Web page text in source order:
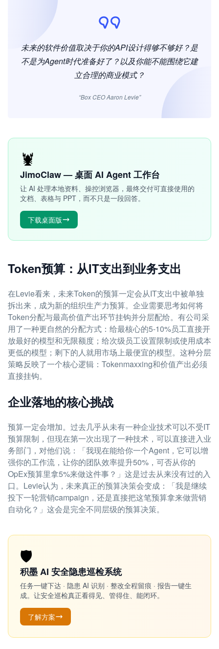
未来的软件价值取决于你的API设计得够不够好？是
不是为Agent时代准备好了？以及你能不能围绕它建
立合理的商业模式？
“Box CEO Aaron Levie”
🦞
JimoClaw — 桌面 AI Agent 工作台
让 AI 处理本地资料、操控浏览器，最终交付可直接使用的
文档、表格与 PPT，而不只是一段回答。
下载桌面版
Token预算：从IT支出到业务支出
在Levie看来，未来Token的预算一定会从IT支出中被单独
拆出来，成为新的组织生产力预算。企业需要思考如何将
Token分配与最高价值产出环节挂钩并分层配给。有公司采
用了一种更自然的分配方式：给最核心的5-10%员工直接开
放最好的模型和无限额度；给次级员工设置限制或使用成本
更低的模型；剩下的人就用市场上最便宜的模型。这种分层
策略反映了一个核心逻辑：Tokenmaxxing和价值产出必须
直接挂钩。
企业落地的核心挑战
预算一定会增加。过去几乎从未有一种企业技术可以不受IT
预算限制，但现在第一次出现了一种技术，可以直接进入业
务部门，对他们说：「我现在能给你一个Agent，它可以增
强你的工作流，让你的团队效率提升50%，可否从你的
OpEx预算里拿5%来做这件事？」这是过去从来没有过的入
口。Levie认为，未来真正的预算决策会变成：「我是继续
投下一轮营销campaign，还是直接把这笔预算拿来做营销
自动化？」这会是完全不同层级的预算决策。
🛡️
积墨 AI 安全隐患巡检系统
任务一键下达 · 隐患 AI 识别 · 整改全程留痕 · 报告一键生
成。让安全巡检真正看得见、管得住、能闭环。
了解方案